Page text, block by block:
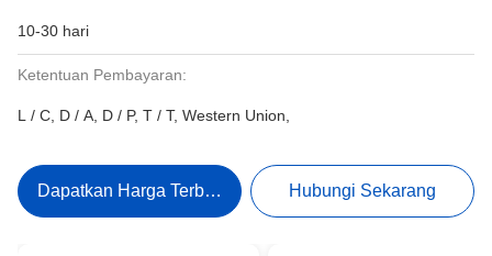
10-30 hari
Ketentuan Pembayaran:
L / C, D / A, D / P, T / T, Western Union,
Dapatkan Harga Terbaik Hubungi Sekarang